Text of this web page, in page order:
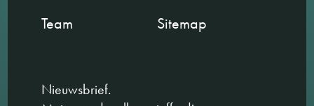
Team
Sitemap
Nieuwsbrief.